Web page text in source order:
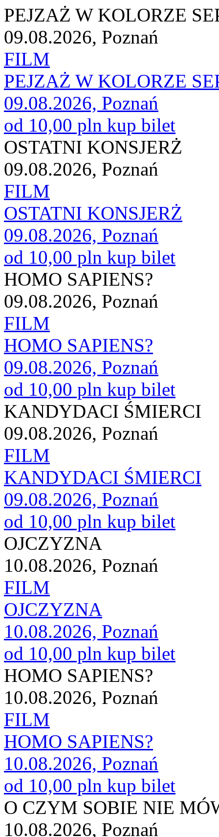
PEJZAŻ W KOLORZE
09.08.2026, Poznań
FILM
PEJZAŻ W KOLORZE
09.08.2026, Poznań
od 10,00 pln kup bilet
OSTATNI KONSJERŻ
09.08.2026, Poznań
FILM
OSTATNI KONSJERŻ
09.08.2026, Poznań
od 10,00 pln kup bilet
HOMO SAPIENS?
09.08.2026, Poznań
FILM
HOMO SAPIENS?
09.08.2026, Poznań
od 10,00 pln kup bilet
KANDYDACI ŚMIERCI
09.08.2026, Poznań
FILM
KANDYDACI ŚMIERCI
09.08.2026, Poznań
od 10,00 pln kup bilet
OJCZYZNA
10.08.2026, Poznań
FILM
OJCZYZNA
10.08.2026, Poznań
od 10,00 pln kup bilet
HOMO SAPIENS?
10.08.2026, Poznań
FILM
HOMO SAPIENS?
10.08.2026, Poznań
od 10,00 pln kup bilet
O CZYM SOBIE NIE
10.08.2026, Poznań